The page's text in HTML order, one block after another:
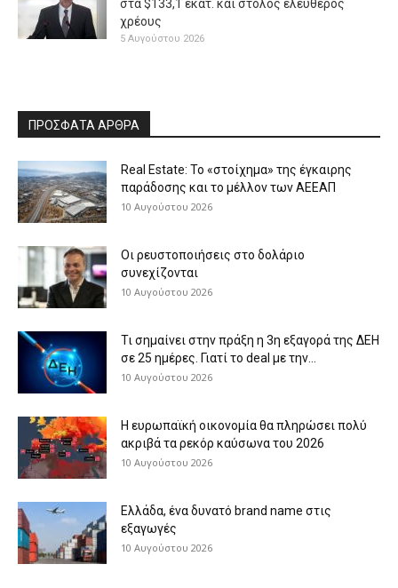
στα $133,1 εκατ. και στόλος ελεύθερος
χρέους
5 Αυγούστου 2026
ΠΡΟΣΦΑΤΑ ΑΡΘΡΑ
Real Estate: Το «στοίχημα» της έγκαιρης
παράδοσης και το μέλλον των ΑΕΕΑΠ
10 Αυγούστου 2026
Οι ρευστοποιήσεις στο δολάριο
συνεχίζονται
10 Αυγούστου 2026
Τι σημαίνει στην πράξη η 3η εξαγορά της ΔΕΗ
σε 25 ημέρες. Γιατί το deal με την...
10 Αυγούστου 2026
H ευρωπαϊκή οικονομία θα πληρώσει πολύ
ακριβά τα ρεκόρ καύσωνα του 2026
10 Αυγούστου 2026
Eλλάδα, ένα δυνατό brand name στις
εξαγωγές
10 Αυγούστου 2026